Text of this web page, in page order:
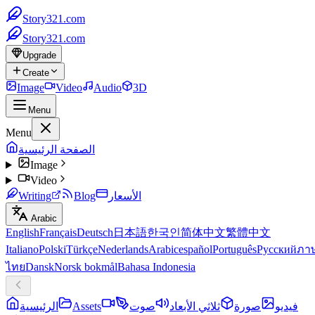
Story321.com
Story321.com
Upgrade
Create
Image Video Audio 3D
Menu
Menu
الصفحة الرئيسية
Image
Video
Writing
Blog الأسعار
Arabic
EnglishFrançaisDeutsch 日本語한국인简体中文繁體中文
ItalianoPolskiTürkçeNederlandsArabicespañolPortuguêsРусскийภา
ไทยDanskNorsk bokmålBahasa Indonesia
الرئيسية Assets فيديو صورة ثلاثي الأبعاد
صوت